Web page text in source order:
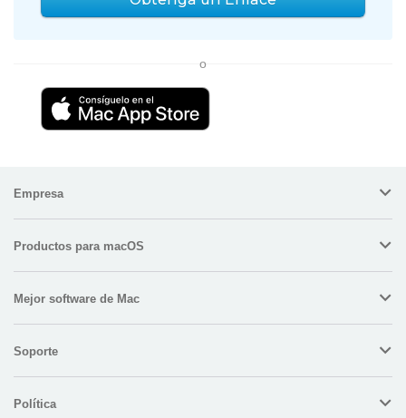
o
Empresa
Productos para macOS
Mejor software de Mac
Soporte
Política